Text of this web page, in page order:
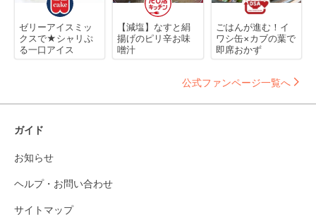
ゼリーアイスミッ
クスで★シャリぷ
る一口アイス
【減塩】なすと絹
揚げのピリ辛お味
噌汁
ごはんが進む！イ
ワシ缶×カブの葉で
即席おかず
公式ファンページ一覧へ
ガイド
お知らせ
ヘルプ・お問い合わせ
サイトマップ